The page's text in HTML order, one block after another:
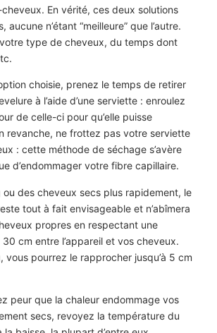
cheveux. En vérité, ces deux solutions
aucune n’étant “meilleure” que l’autre.
type de cheveux, du temps dont
choisie, prenez le temps de retirer
à l’aide d’une serviette : enroulez
de celle-ci pour qu’elle puisse
revanche, ne frottez pas votre serviette
: cette méthode de séchage s’avère
d’endommager votre fibre capillaire.
ou des cheveux secs plus rapidement, le
tout à fait envisageable et n’abîmera
propres en respectant une
cm entre l’appareil et vos cheveux.
vous pourrez le rapprocher jusqu’à 5 cm
peur que la chaleur endommage vos
secs, revoyez la température du